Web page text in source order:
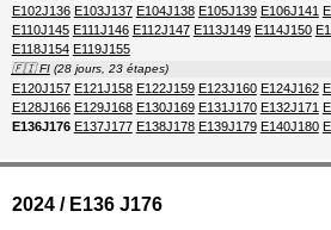
E102J136 E103J137 E104J138 E105J139 E106J141
E110J145 E111J146 E112J147 E113J149 E114J150
E118J154 E119J155
🇫🇮 FI (28 jours, 23 étapes)
E120J157 E121J158 E122J159 E123J160 E124J162
E128J166 E129J168 E130J169 E131J170 E132J171
E136J176 E137J177 E138J178 E139J179 E140J180
2024 / E136 J176